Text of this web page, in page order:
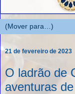
21 de fevereiro de 2023
O ladrão de
aventuras